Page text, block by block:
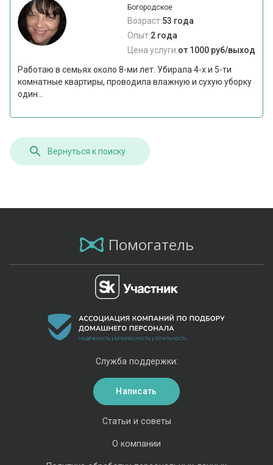
Богородское
Возраст:53 года
Опыт:2 года
Цена услуги:от 1000 руб/выход
Работаю в семьях около 8-ми лет. Убирала 4-х и 5-ти
комнатные квартиры, проводила влажную и сухую уборку
один...
Вернуться к поиску
Помогатель
Статьи и советы
О компании
Служба поддержки:
Написать